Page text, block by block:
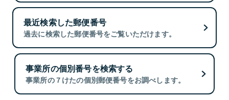
最近検索した郵便番号
過去に検索した郵便番号をご覧いただけます。
事業所の個別番号を検索する
事業所の７けたの個別郵便番号をお調べします。